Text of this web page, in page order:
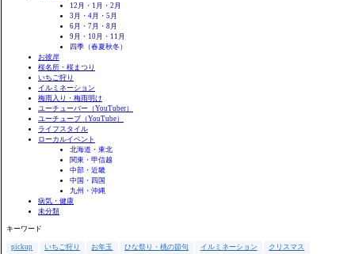
12月・1月・2月
3月・4月・5月
6月・7月・8月
9月・10月・11月
四季（春夏秋冬）
お彼岸
桜名所・桜まつり
いちご狩り
イルミネーション
梅雨入り・梅雨明け
ユーチューバー（YouTuber）
ユーチューブ（YouTube）
ライフスタイル
ローカルイベント
北海道・東北
関東・甲信越
中部・近畿
中国・四国
九州・沖縄
病気・健康
未分類
キーワード
pickup いちご狩り お年玉 ひな祭り・桃の節句 イルミネーション
クリスマス